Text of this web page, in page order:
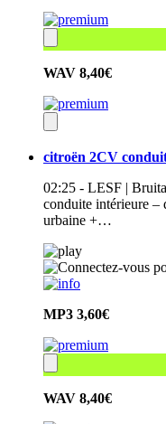
WAV 8,40€
citroën 2CV
02:25 - LESF |
conduite intérieure –
urbaine +…
MP3 3,60€
WAV 8,40€